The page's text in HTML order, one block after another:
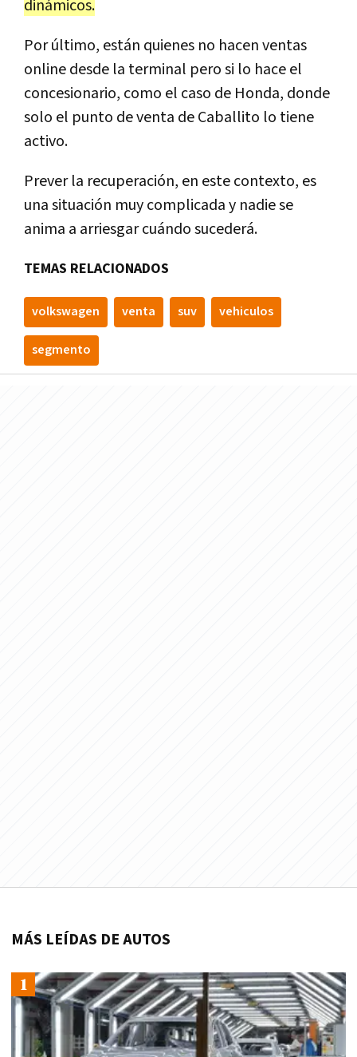
dinámicos.
Por último, están quienes no hacen ventas
online desde la terminal pero si lo hace el
concesionario, como el caso de Honda, donde
solo el punto de venta de Caballito lo tiene
activo.
Prever la recuperación, en este contexto, es
una situación muy complicada y nadie se
anima a arriesgar cuándo sucederá.
TEMAS RELACIONADOS
volkswagen venta suv vehiculos
segmento
MÁS LEÍDAS DE AUTOS